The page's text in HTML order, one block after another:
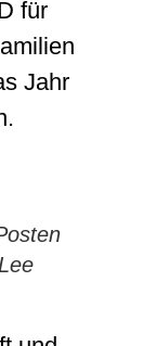
für
Jahr